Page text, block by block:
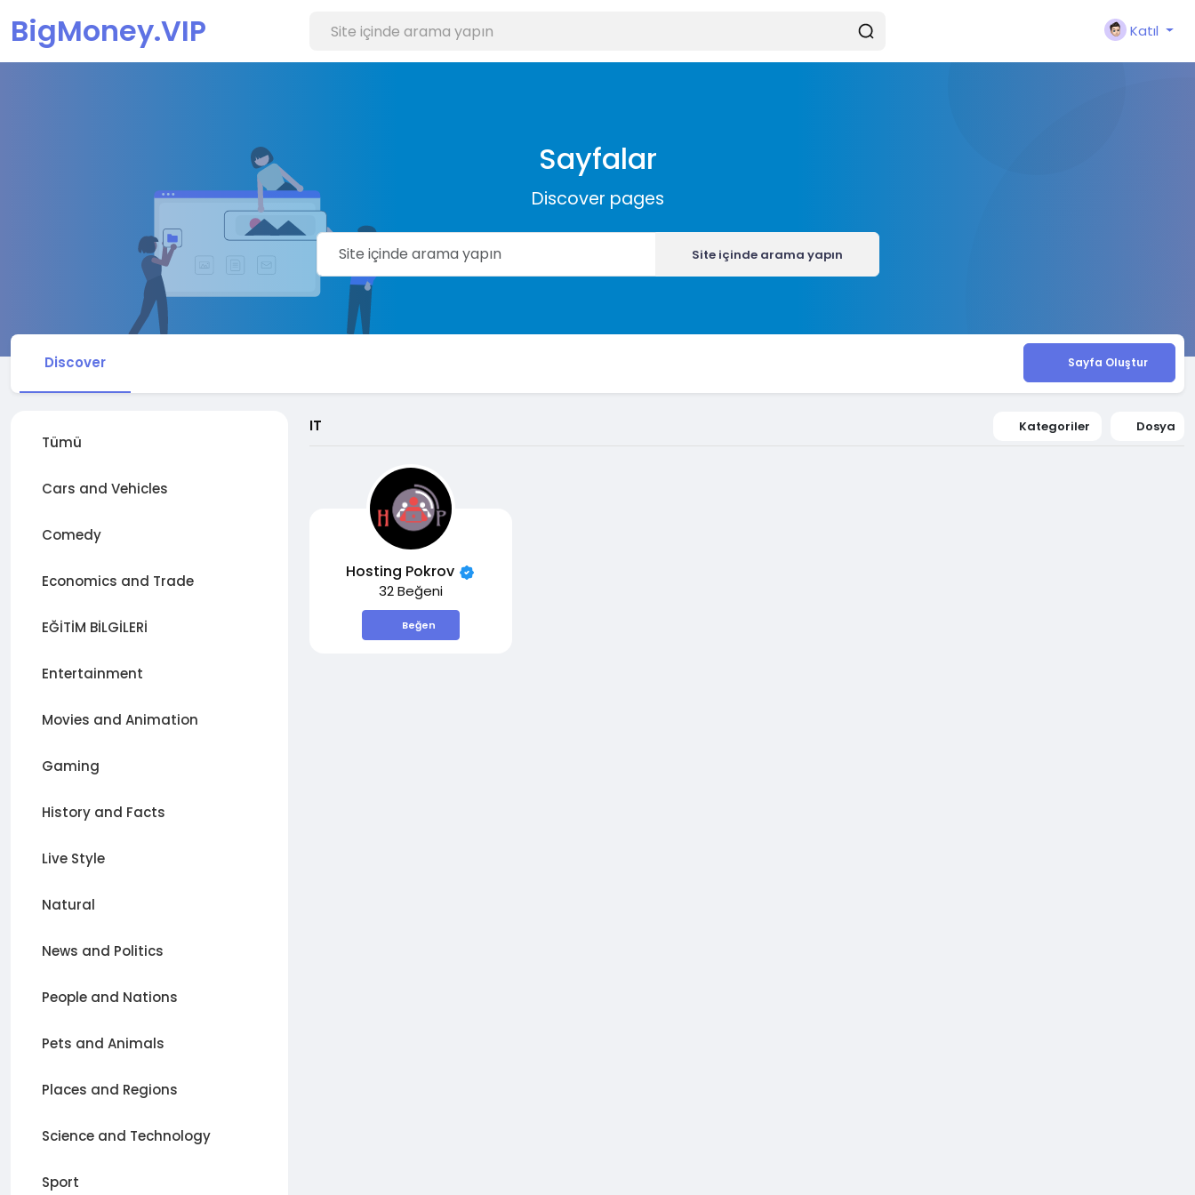
BigMoney.VIP Katıl
Sayfalar
Discover pages
Site içinde arama yapın
Discover Sayfa Oluştur
Tümü
Cars and Vehicles
Comedy
Economics and Trade
EĞİTİM BİLGİLERİ
Entertainment
Movies and Animation
Gaming
History and Facts
Live Style
Natural
News and Politics
People and Nations
Pets and Animals
Places and Regions
Science and Technology
Sport
IT Kategoriler Dosya
Hosting Pokrov
32 Beğeni
Beğen